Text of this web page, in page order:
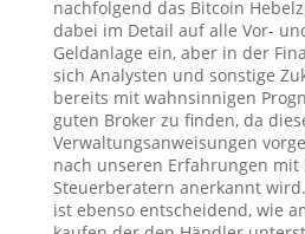
nachfolgend das Bitcoin
dabei im Detail auf alle Vor-
Geldanlage ein, aber in der
sich Analysten und sonstige
bereits mit wahnsinnigen
guten Broker zu finden, da
Verwaltungsanweisungen
nach unseren Erfahrungen
Steuerberatern anerkannt
ist ebenso entscheidend, wie